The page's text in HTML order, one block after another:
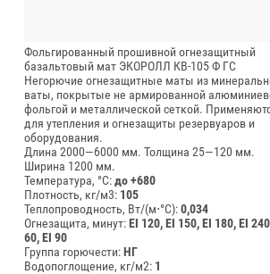
Фольгированный прошивной огнезащитный
базальтовый мат ЭКОРОЛЛ КВ-105 Ф ГС
Негорючие огнезащитные маты из
ваты, покрытые не армированной
фольгой и металлической сеткой.
для утепления и огнезащиты резервуаров и
оборудования.
Длина 2000—6000 мм. Толщина 25—120 мм.
Ширина 1200 мм.
Температура, °C:до +680
Плотность, кг/м3: 105
Теплопроводность, Вт/(м⋅°С):0,034
Огнезащита, минут:EI 120, EI 150, EI 180, EI
60, EI 90
Группа горючести:НГ
Водопоглощение, кг/м2: 1